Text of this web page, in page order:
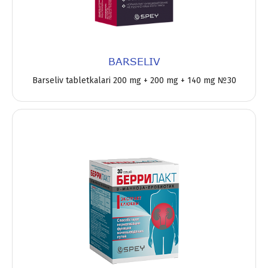
BARSELIV
Barseliv tabletkalari 200 mg + 200 mg + 140 mg №30